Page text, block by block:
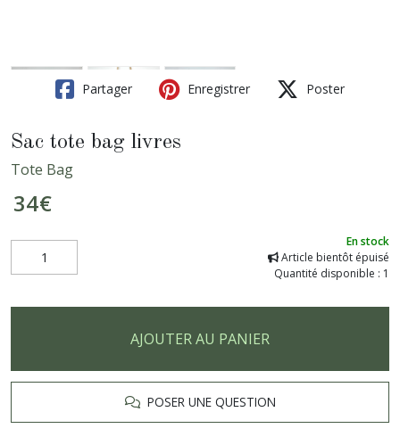
Partager Enregistrer Poster
Sac tote bag livres
Tote Bag
34€
En stock
Article bientôt épuisé
Quantité disponible : 1
AJOUTER AU PANIER
POSER UNE QUESTION